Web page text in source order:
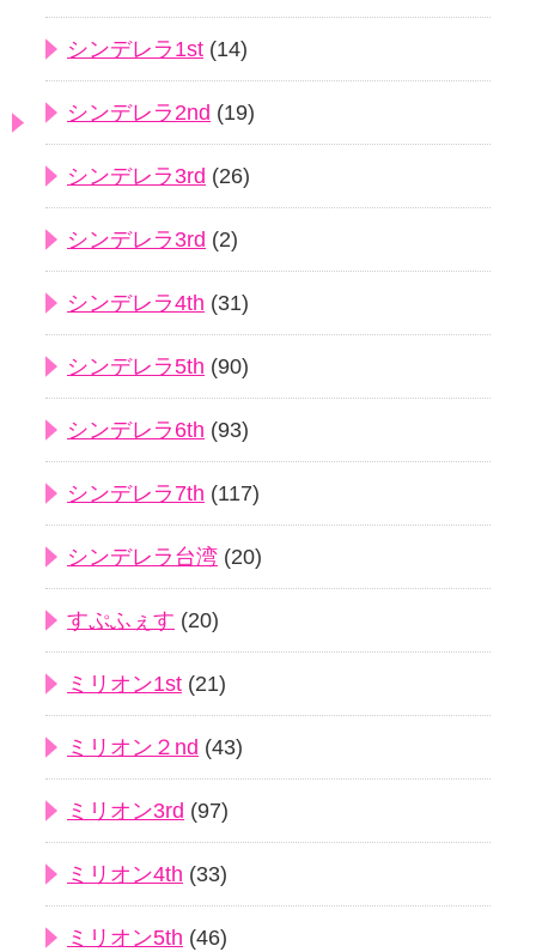
シンデレラ1st (14)
シンデレラ2nd (19)
シンデレラ3rd (26)
シンデレラ3rd (2)
シンデレラ4th (31)
シンデレラ5th (90)
シンデレラ6th (93)
シンデレラ7th (117)
シンデレラ台湾 (20)
すぷふぇす (20)
ミリオン1st (21)
ミリオン２nd (43)
ミリオン3rd (97)
ミリオン4th (33)
ミリオン5th (46)